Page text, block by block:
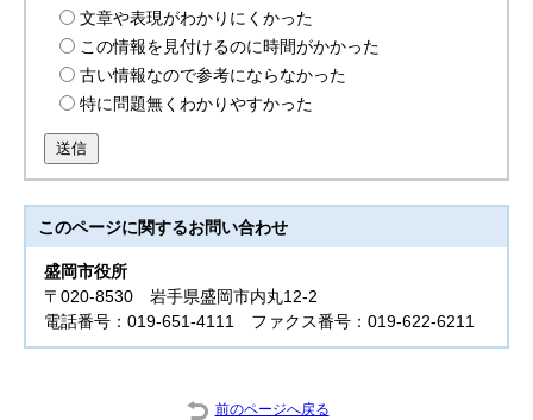
文章や表現がわかりにくかった
この情報を見付けるのに時間がかかった
古い情報なので参考にならなかった
特に問題無くわかりやすかった
送信
このページに関するお問い合わせ
盛岡市役所
〒020-8530 岩手県盛岡市内丸12-2
電話番号：019-651-4111 ファクス番号：019-622-6211
前のページへ戻る